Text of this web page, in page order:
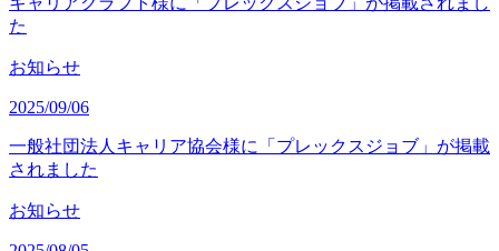
た
お知らせ
2025/09/06
一般社団法人キャリア協会様に「プレックスジョブ」が掲載
されました
お知らせ